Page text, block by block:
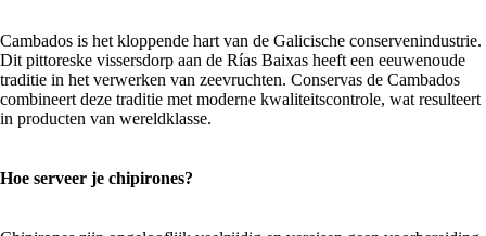
VOLLEDIG
SCHERM
Cambados is het kloppende hart van de Galicische conservenindustrie.
Dit pittoreske vissersdorp aan de Rías Baixas heeft een eeuwenoude
traditie in het verwerken van zeevruchten. Conservas de Cambados
combineert deze traditie met moderne kwaliteitscontrole, wat resulteert
in producten van wereldklasse.
Hoe serveer je chipirones?